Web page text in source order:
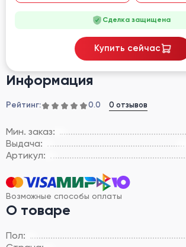
Информация
Рейтинг: 0.0 0 отзывов
Мин. заказ:
Выдача:
Артикул:
Возможные способы оплаты
О товаре
Пол:
Сделка защищена
Купить сейчас